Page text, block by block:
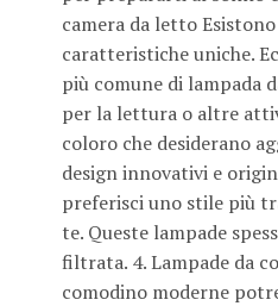
camera da letto
caratteristiche uniche.
più comune di lampada
per la lettura o altre
coloro che desiderano
design innovativi e
preferisci uno stile più
te. Queste lampade
filtrata. 4. Lampade da
comodino moderne